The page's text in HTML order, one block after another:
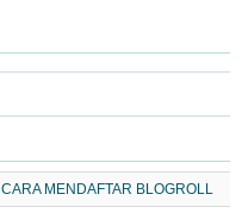
CARA MENDAFTAR BLOGROLL